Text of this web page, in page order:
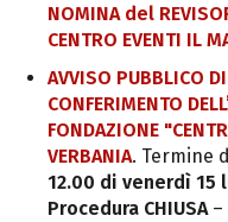
NOMINA del
CENTRO EVENTI IL
AVVISO PUBBLICO
CONFERIMENTO
FONDAZIONE
VERBANIA. Termine
12.00 di venerdì 15
Procedura CHIUSA –